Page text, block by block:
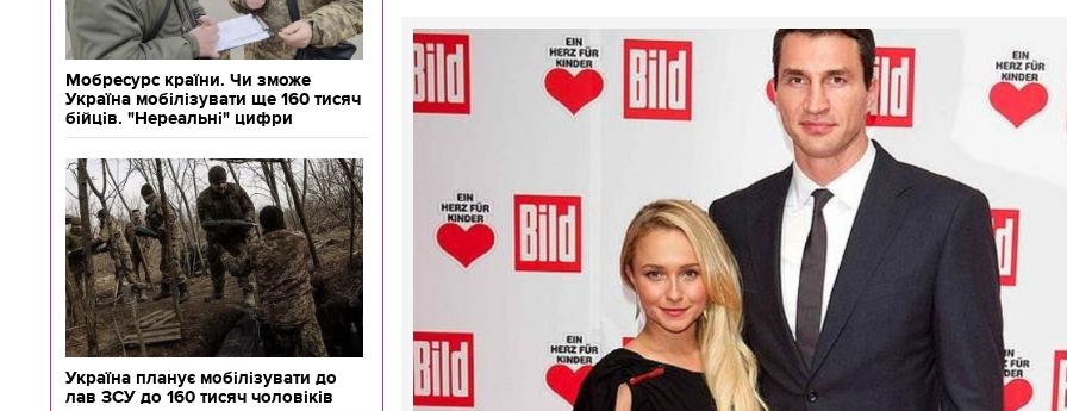
Мобресурс країни. Чи зможе
Україна мобілізувати ще 160 тисяч
бійців. "Нереальні" цифри
Україна планує мобілізувати до
лав ЗСУ до 160 тисяч чоловіків